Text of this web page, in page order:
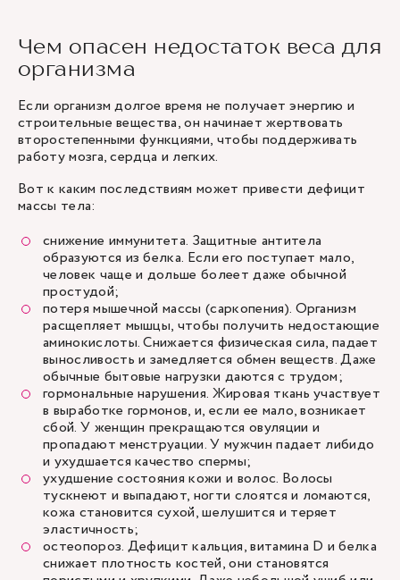
Чем опасен недостаток веса для
организма
Если организм долгое время не получает энергию и
строительные вещества, он начинает жертвовать
второстепенными функциями, чтобы поддерживать
работу мозга, сердца и легких.
Вот к каким последствиям может привести дефицит
массы тела:
снижение иммунитета. Защитные антитела
образуются из белка. Если его поступает мало,
человек чаще и дольше болеет даже обычной
простудой;
потеря мышечной массы (саркопения). Организм
расщепляет мышцы, чтобы получить недостающие
аминокислоты. Снижается физическая сила, падает
выносливость и замедляется обмен веществ. Даже
обычные бытовые нагрузки даются с трудом;
гормональные нарушения. Жировая ткань участвует
в выработке гормонов, и, если ее мало, возникает
сбой. У женщин прекращаются овуляции и
пропадают менструации. У мужчин падает либидо
и ухудшается качество спермы;
ухудшение состояния кожи и волос. Волосы
тускнеют и выпадают, ногти слоятся и ломаются,
кожа становится сухой, шелушится и теряет
эластичность;
остеопороз. Дефицит кальция, витамина D и белка
снижает плотность костей, они становятся